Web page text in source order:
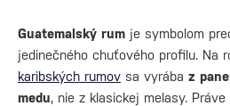
Guatemalský rum je symbolom
jedinečného chuťového profilu. Na
karibských rumov sa vyrába z
medu, nie z klasickej melasy.